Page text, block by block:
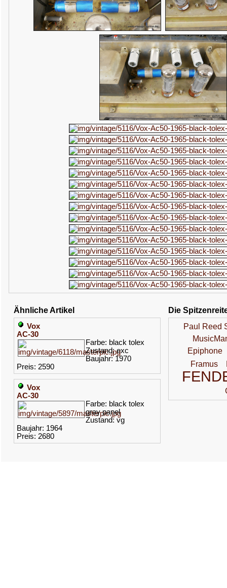
Ähnliche Artikel
Vox
AC-30
Farbe: black tolex
Zustand: exc
Baujahr: 1970
Preis: 2590
Vox
AC-30
Farbe: black tolex
gray panel
Zustand: vg
Baujahr: 1964
Preis: 2680
Die
Paul Reed
Epiphone
Framus